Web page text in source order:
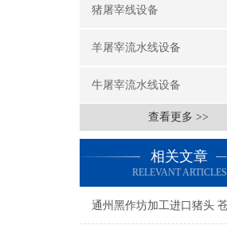
猪屠宰线设备
羊屠宰流水线设备
牛屠宰流水线设备
查看更多 >>
相关文章
RELEVANT ARTICLES